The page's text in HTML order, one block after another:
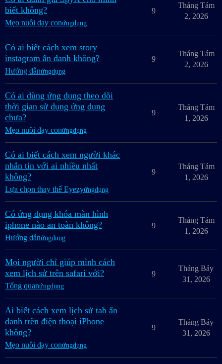
biết không?
Mẹo nuôi dạy conứngdụng
9
Tháng Tám
2, 2026
Có ai biết cách xem story
instagram ẩn danh không?
Hướng dẫnứngdụng
9
Tháng Tám
2, 2026
Có ai dùng ứng dụng theo dõi
thời gian sử dụng ứng dụng
chưa?
Mẹo nuôi dạy conứngdụng
9
Tháng Tám
1, 2026
Có ai biết cách xem người khác
nhắn tin với ai nhiều nhất
không?
Lựa chọn thay thế Eyezyứngdụng
9
Tháng Tám
1, 2026
Có ứng dụng khóa màn hình
iphone nào an toàn không?
Hướng dẫnứngdụng
9
Tháng Tám
1, 2026
Mọi người chỉ giúp mình cách
xem lịch sử trên safari với?
Tổng quanứngdụng
9
Tháng Bảy
31, 2026
Ai biết cách xem lịch sử tab ẩn
danh trên điện thoại iPhone
không?
Mẹo nuôi dạy conứngdụng
9
Tháng Bảy
31, 2026